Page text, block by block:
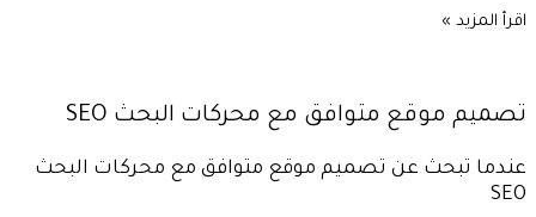
اقرأ المزيد »
تصميم موقع متوافق مع محركات البحث SEO
عندما تبحث عن تصميم موقع متوافق مع محركات البحث
SEO